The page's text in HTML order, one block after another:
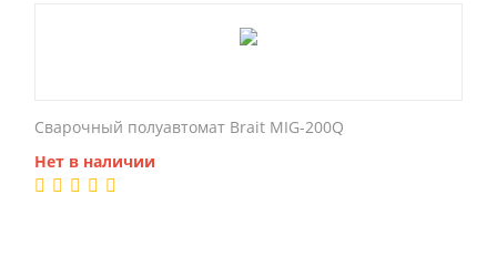
Сварочный полуавтомат Brait MIG-200Q
Нет в наличии